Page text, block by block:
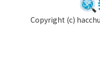
Copyright (c)